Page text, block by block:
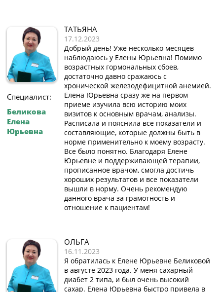
Специалист:
Беликова
Елена
Юрьевна
ТАТЬЯНА
17.12.2023
Добрый день! Уже несколько месяцев
наблюдаюсь у Елены Юрьевна! Помимо
возрастных гормональных сбоев,
достаточно давно сражаюсь с
хронической железодефицитной анемией.
Елена Юрьевна сразу же на первом
приеме изучила всю историю моих
визитов к основным врачам, анализы.
Расписала и пояснила все показатели и
составляющие, которые должны быть в
норме применительно к моему возрасту.
Все было понятно. Благодаря Елене
Юрьевне и поддерживающей терапии,
прописанное врачом, смогла достичь
хороших результатов и все показатели
вышли в норму. Очень рекомендую
данного врача за грамотность и
отношение к пациентам!
ОЛЬГА
16.11.2023
Я обратилась к Елене Юрьевне Беликовой
в августе 2023 года. У меня сахарный
диабет 2 типа, и был очень высокий
сахар. Елена Юрьевна быстро привела в